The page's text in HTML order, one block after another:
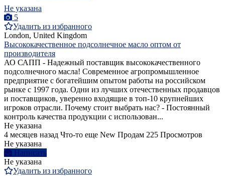
Не указана
5
Удалить из избранного
London, United Kingdom
Высококачественное подсолнечное масло оптом от
производителя
АО САПП - Надежный поставщик высококачественного
подсолнечного масла! Современное агропромышленное
предприятие с богатейшим опытом работы на российском
рынке с 1997 года. Одни из лучших отечественных продавцов
и поставщиков, уверенно входящие в топ-10 крупнейших
игроков отрасли. Почему стоит выбрать нас? - Постоянный
контроль качества продукции с использован...
Не указана
4 месяцев назад Что-то еще New Продам 225 Просмотров
Не указана
Написать
Не указана
Удалить из избранного